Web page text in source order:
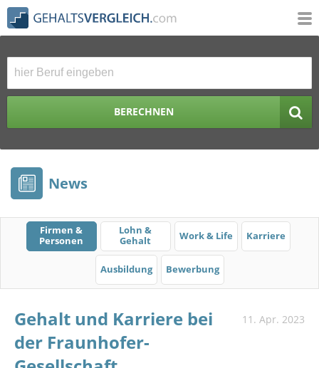
BERECHNEN
News
Firmen &
Personen
Lohn &
Gehalt
Work & Life Karriere
Ausbildung Bewerbung
Gehalt und Karriere bei
der Fraunhofer-
11. Apr. 2023